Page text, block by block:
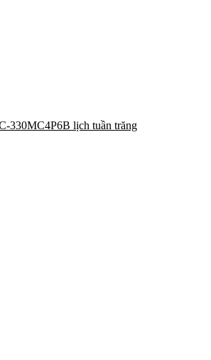
330MC4P6B lịch tuần trăng